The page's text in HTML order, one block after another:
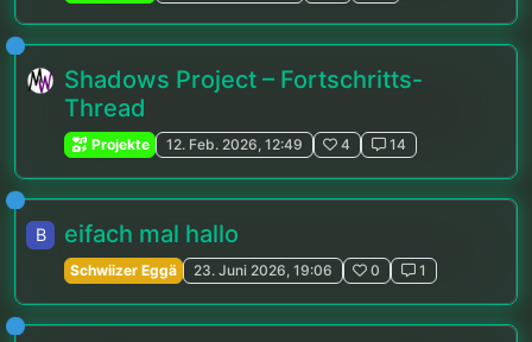
Shadows Project – Fortschritts-
Thread
Projekte 12. Feb. 2026, 12:49 4 14
B eifach mal hallo
Schwiizer Eggä 23. Juni 2026, 19:06 0 1